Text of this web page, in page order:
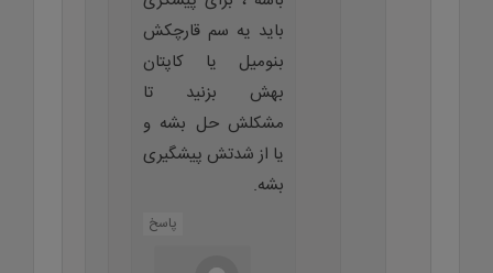
باید یه سم قارچکش
بنومیل یا کاپتان
بهش بزنید تا
مشکلش حل بشه و
یا از شدتش پیشگیری
بشه.
پاسخ